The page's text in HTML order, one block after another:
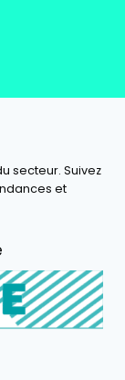
secteur. Suivez
et